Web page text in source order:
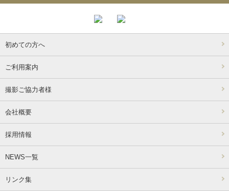
初めての方へ
ご利用案内
撮影ご協力者様
会社概要
採用情報
NEWS一覧
リンク集